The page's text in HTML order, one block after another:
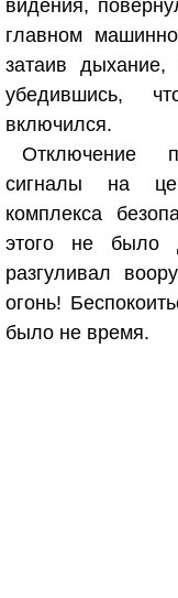
видения,
главном
затаив
убедившись,
включился.
Отключение
сигналы на
комплекса
этого не
разгуливал
огонь!
было не время.